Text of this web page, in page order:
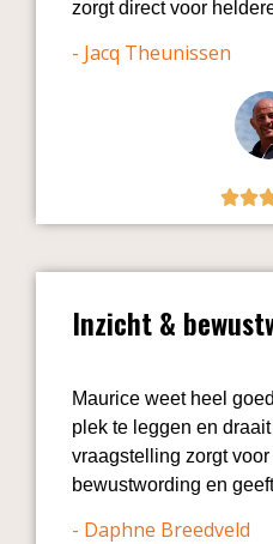
zorgt direct voor
- Jacq Theunissen
Inzicht &
Maurice weet heel
plek te leggen en
vraagstelling zorgt
bewustwording en
- Daphne Breedveld